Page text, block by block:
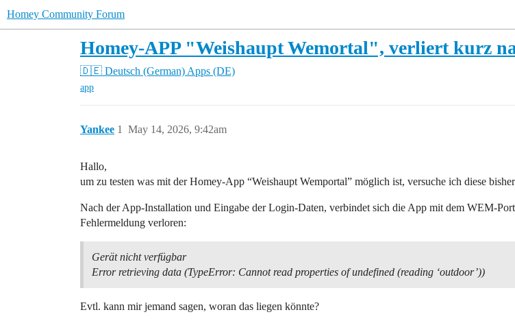
Homey Community Forum
Homey-APP "Weishaupt Wemortal", verliert kurz
🇩🇪 Deutsch (German) Apps (DE)
app
Yankee May 14, 2026, 9:42am
1
Hallo,
um zu testen was mit der Homey-App “Weishaupt Wemportal” möglich ist, versuche ich diese
Nach der App-Installation und Eingabe der Login-Daten, verbindet sich die App mit dem WEM-
Fehlermeldung verloren:
Gerät nicht verfügbar
Error retrieving data (TypeError: Cannot read properties of undefined (reading ‘outdoor’))
Evtl. kann mir jemand sagen, woran das liegen könnte?